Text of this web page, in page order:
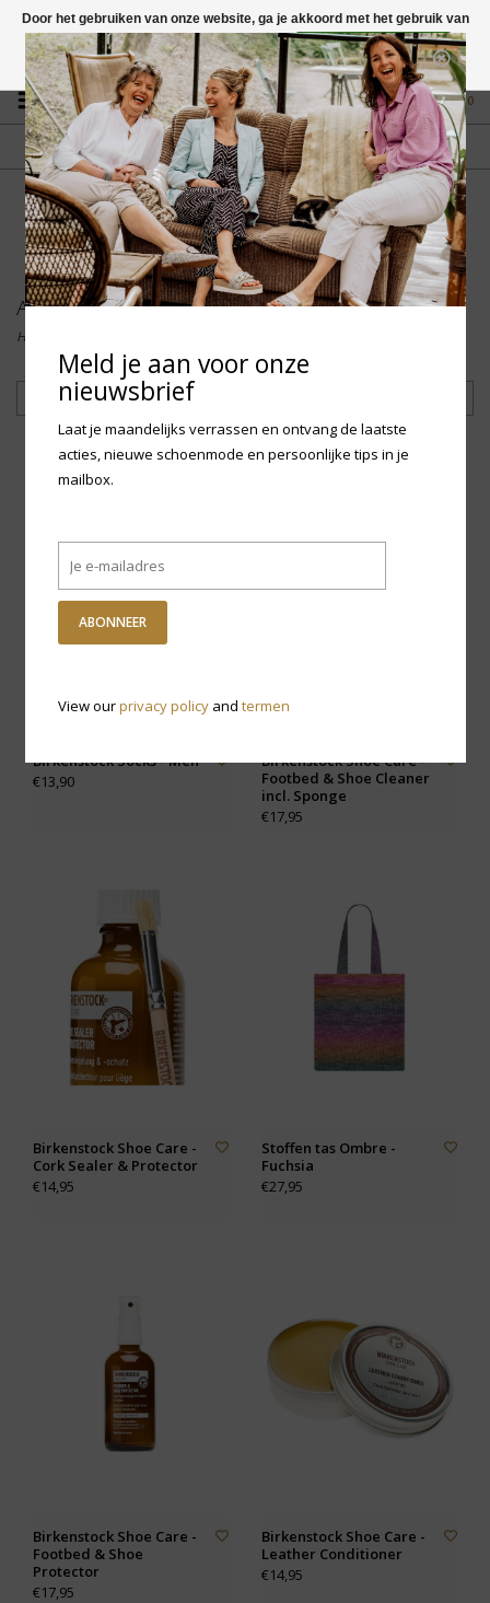
Vragen? App naar +31 58 250 1503
0
GRATIS VERZENDING NL
Vanaf € 75,-
FYSIEKE WINKEL
in Mantgum (frl)
fdad
Accessoires
Home
Filteren
Birkenstock Socks - Men
€13,90
Birkenstock Shoe Care -
Footbed & Shoe Cleaner
incl. Sponge
€17,95
Birkenstock Shoe Care -
Cork Sealer & Protector
€14,95
Stoffen tas Ombre -
Fuchsia
€27,95
Birkenstock Shoe Care -
Footbed & Shoe
Protector
€17,95
Birkenstock Shoe Care -
Leather Conditioner
€14,95
Door het gebruiken van onze website, ga je akkoord met het gebruik van
cookies om onze website te verbeteren.
Dit bericht verbergen
Meer over cookies »
Meld je aan voor onze
nieuwsbrief
Laat je maandelijks verrassen en ontvang de laatste
acties, nieuwe schoenmode en persoonlijke tips in je
mailbox.
ABONNEER
View ourprivacy policyand termen